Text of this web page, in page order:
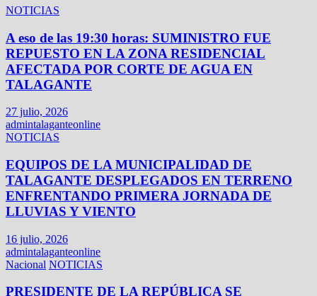
NOTICIAS
A eso de las 19:30 horas: SUMINISTRO FUE
REPUESTO EN LA ZONA RESIDENCIAL
AFECTADA POR CORTE DE AGUA EN
TALAGANTE
27 julio, 2026
admintalaganteonline
NOTICIAS
EQUIPOS DE LA MUNICIPALIDAD DE
TALAGANTE DESPLEGADOS EN TERRENO
ENFRENTANDO PRIMERA JORNADA DE
LLUVIAS Y VIENTO
16 julio, 2026
admintalaganteonline
Nacional NOTICIAS
PRESIDENTE DE LA REPÚBLICA SE